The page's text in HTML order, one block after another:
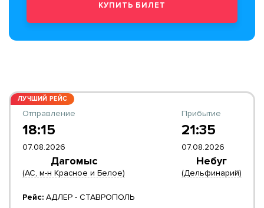
ЛУЧШИЙ РЕЙС
Отправление
18:15
07.08.2026
Дагомыс
(АС, м-н Красное и Белое)
Прибытие
21:35
07.08.2026
Небуг
(Дельфинарий)
Рейс: АДЛЕР - СТАВРОПОЛЬ